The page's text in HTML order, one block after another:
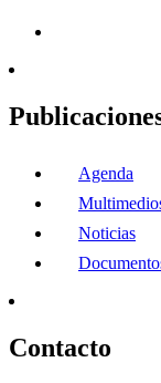
Agenda
Noticias
Contacto